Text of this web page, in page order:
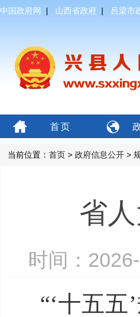
中国政府网 | 山西省政府 | 吕梁市
首页
当前位置： 首页 > 政府信息公开 >
省
时间：
“‘十五